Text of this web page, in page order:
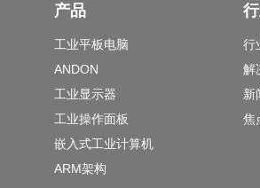
产品
工业平板电脑
ANDON
工业显示器
工业操作面板
嵌入式工业计算机
ARM架构
行
解
新
焦